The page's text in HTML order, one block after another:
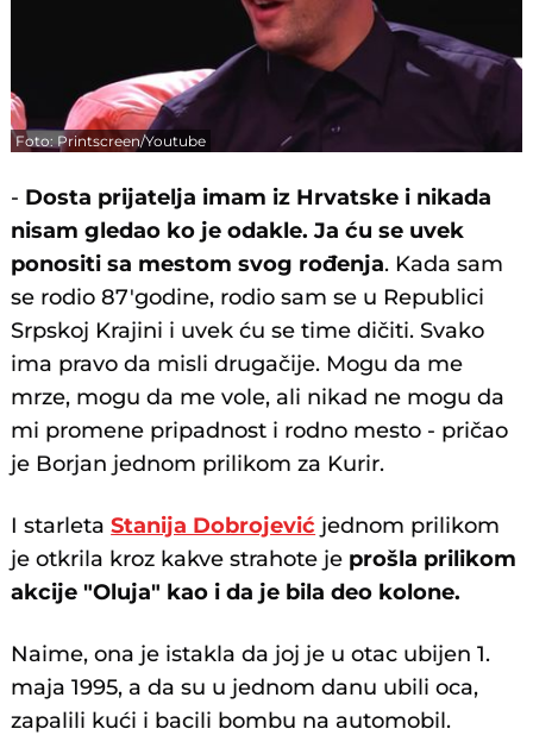
Foto: Printscreen/Youtube
- Dosta prijatelja imam iz Hrvatske i nikada
nisam gledao ko je odakle. Ja ću se uvek
ponositi sa mestom svog rođenja. Kada sam
se rodio 87'godine, rodio sam se u Republici
Srpskoj Krajini i uvek ću se time dičiti. Svako
ima pravo da misli drugačije. Mogu da me
mrze, mogu da me vole, ali nikad ne mogu da
mi promene pripadnost i rodno mesto - pričao
je Borjan jednom prilikom za Kurir.
I starletaStanija Dobrojević jednom prilikom
je otkrila kroz kakve strahote je prošla prilikom
akcije "Oluja" kao i da je bila deo kolone.
Naime, ona je istakla da joj je u otac ubijen 1.
maja 1995, a da su u jednom danu ubili oca,
zapalili kući i bacili bombu na automobil.